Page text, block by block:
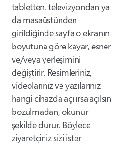
tabletten, televizyondan ya
da masaüstünden
girildiğinde sayfa o ekranın
boyutuna göre kayar, esner
ve/veya yerleşimini
değiştirir. Resimleriniz,
videolarınız ve yazılarınız
hangi cihazda açılırsa açılsın
bozulmadan, okunur
şekilde durur. Böylece
ziyaretçiniz sizi ister